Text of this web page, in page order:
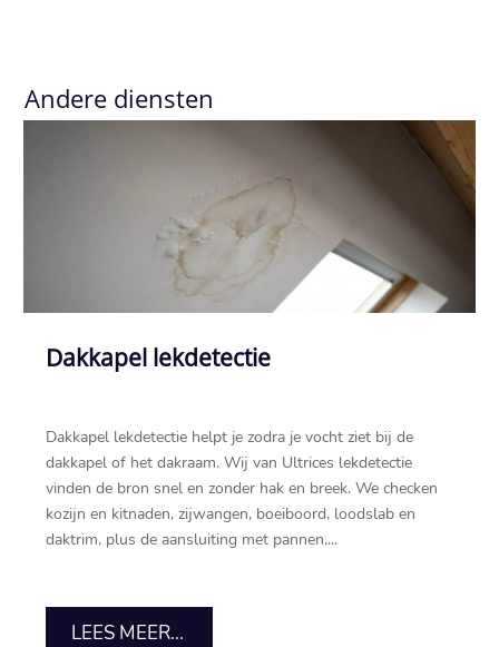
Andere diensten
Dakkapel lekdetectie
Dakkapel lekdetectie helpt je zodra je vocht ziet bij de
dakkapel of het dakraam.​ Wij van Ultrices lekdetectie
vinden de bron snel en zonder hak en breek.​ We checken
kozijn en kitnaden, zijwangen, boeiboord, loodslab en
daktrim, plus de aansluiting met pannen,...
LEES MEER...